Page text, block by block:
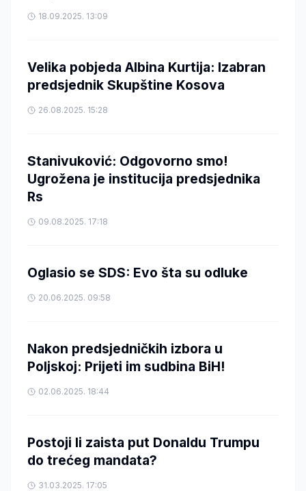
18.09.2025. 13:09
Velika pobjeda Albina Kurtija: Izabran
predsjednik Skupštine Kosova
26.08.2025. 15:28
Stanivuković: Odgovorno smo!
Ugrožena je institucija predsjednika
Rs
09.08.2025. 17:18
Oglasio se SDS: Evo šta su odluke
20.06.2025. 09:58
Nakon predsjedničkih izbora u
Poljskoj: Prijeti im sudbina BiH!
02.06.2025. 18:44
Postoji li zaista put Donaldu Trumpu
do trećeg mandata?
31.03.2025. 17:05